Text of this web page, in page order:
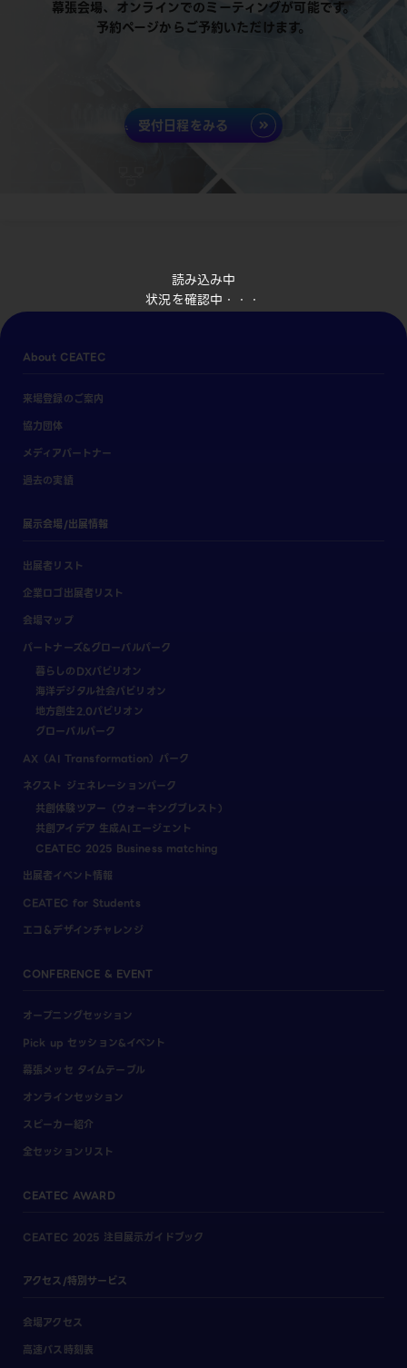
読み込み中
状況を確認中・・・
幕張会場、オンラインでのミーティングが可能です。
予約ページからご予約いただけます。
受付日程をみる
About CEATEC
来場登録のご案内
協力団体
メディアパートナー
過去の実績
展示会場/出展情報
出展者リスト
企業ロゴ出展者リスト
会場マップ
パートナーズ&グローバルパーク
暮らしのDXパビリオン
海洋デジタル社会パビリオン
地方創生2.0パビリオン
グローバルパーク
AX（AI Transformation）パーク
ネクスト ジェネレーションパーク
共創体験ツアー（ウォーキングブレスト）
共創アイデア 生成AIエージェント
CEATEC 2025 Business matching
出展者イベント情報
CEATEC for Students
エコ＆デザインチャレンジ
CONFERENCE & EVENT
オープニングセッション
Pick up セッション&イベント
幕張メッセ タイムテーブル
オンラインセッション
スピーカー紹介
全セッションリスト
CEATEC AWARD
CEATEC 2025 注目展示ガイドブック
アクセス/特別サービス
会場アクセス
高速バス時刻表